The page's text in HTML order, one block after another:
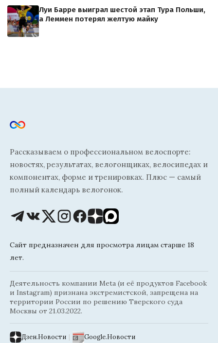
Луи Барре выиграл шестой этап Тура Польши,
а Леммен потерял желтую майку
Рассказываем о профессиональном велоспорте:
новостях, результатах, велогонщиках, велосипедах и
компонентах, форме и тренировках. Плюс — самый
полный календарь велогонок.
Сайт предназначен для просмотра лицам старше 18
лет.
Деятельность компании Meta (и её продуктов Facebook
и Instagram) признана экстремистской, запрещена на
территории России по решению Тверского суда
Москвы от 21.03.2022.
Дзен.Новости | Google.Новости